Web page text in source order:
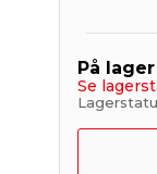
På
Se